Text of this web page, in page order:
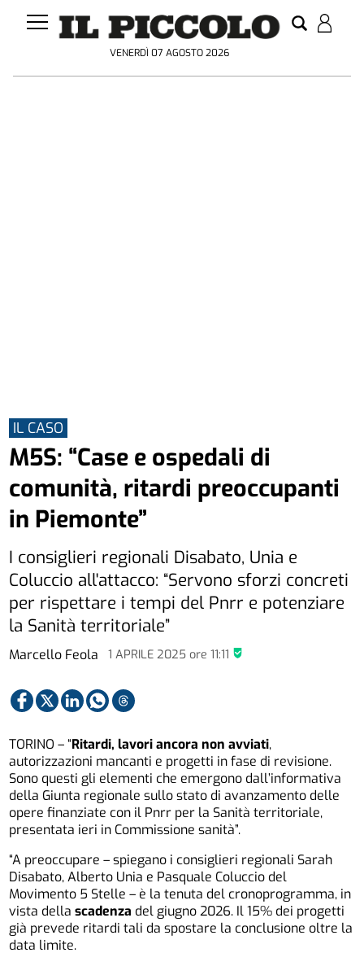
VENERDÌ 07 AGOSTO 2026
Marcello Feola 1 APRILE 2025ore 11:11
IL CASO
M5S: “Case e ospedali di
comunità, ritardi preoccupanti
in Piemonte”
I consiglieri regionali Disabato, Unia e
Coluccio all'attacco: “Servono sforzi concreti
per rispettare i tempi del Pnrr e potenziare
la Sanità territoriale”
TORINO – “Ritardi, lavori ancora non avviati,
autorizzazioni mancanti e progetti in fase di revisione.
Sono questi gli elementi che emergono dall’informativa
della Giunta regionale sullo stato di avanzamento delle
opere finanziate con il Pnrr per la Sanità territoriale,
presentata ieri in Commissione sanità”.
“A preoccupare – spiegano i consiglieri regionali Sarah
Disabato, Alberto Unia e Pasquale Coluccio del
Movimento 5 Stelle – è la tenuta del cronoprogramma, in
vista dellascadenza del giugno 2026. Il 15% dei progetti
già prevede ritardi tali da spostare la conclusione oltre la
data limite.